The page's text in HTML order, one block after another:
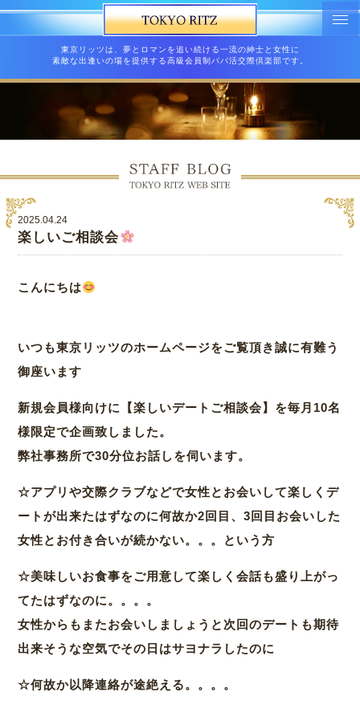
東京リッツは、夢とロマンを追い続ける一流の紳士と女性に
素敵な出逢いの場を提供する高級会員制パパ活交際倶楽部です。
2025.04.24
楽しいご相談会
こんにちは
いつも東京リッツのホームページをご覧頂き誠に有難う
御座います
新規会員様向けに【楽しいデートご相談会】を毎月10名
様限定で企画致しました。
弊社事務所で30分位お話しを伺います。
☆アプリや交際クラブなどで女性とお会いして楽しくデ
ートが出来たはずなのに何故か2回目、3回目お会いした
女性とお付き合いが続かない。。。という方
☆美味しいお食事をご用意して楽しく会話も盛り上がっ
てたはずなのに。。。。
女性からもまたお会いしましょうと次回のデートも期待
出来そうな空気でその日はサヨナラしたのに
☆何故か以降連絡が途絶える。。。。